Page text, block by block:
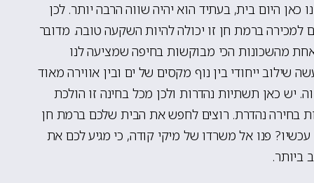
כאן היום בית, בעתיד הוא יהיה שווה הרבה יותר. לכן
למכירה ברמת חן זו יכולה להיות השקעה טובה. מדובר
מהשכונות הכי מבוקשות בחיפה שמציעה לנו
שילוב ייחודי בין נוף מקסים של ים ובין אווירה מאוד
יש כאן תשתיות נהדרות ולכן מכל בחינה זו הולכת
בחירה נהדרת. רוצים לחפש את הבית שלכם ברמת חן
עכשיו? פנו אל משרדו של מיקי קודה, כי מגיע לכם את
ביותר.